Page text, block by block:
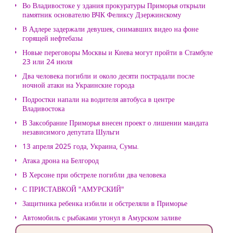
Во Владивостоке у здания прокуратуры Приморья открыли
памятник основателю ВЧК Феликсу Дзержинскому
В Адлере задержали девушек, снимавших видео на фоне
горящей нефтебазы
Новые переговоры Москвы и Киева могут пройти в Стамбуле
23 или 24 июля
Два человека погибли и около десяти пострадали после
ночной атаки на Украинские города
Подростки напали на водителя автобуса в центре
Владивостока
В Заксобрание Приморья внесен проект о лишении мандата
независимого депутата Шульги
13 апреля 2025 года, Украина, Сумы.
Атака дрона на Белгород
В Херсоне при обстреле погибли два человека
С ПРИСТАВКОЙ "АМУРСКИЙ"
Защитника ребенка избили и обстреляли в Приморье
Автомобиль с рыбаками утонул в Амурском заливе